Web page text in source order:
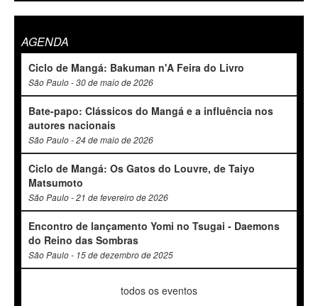
AGENDA
Ciclo de Mangá: Bakuman n'A Feira do Livro
São Paulo - 30 de maio de 2026
Bate-papo: Clássicos do Mangá e a influência nos
autores nacionais
São Paulo - 24 de maio de 2026
Ciclo de Mangá: Os Gatos do Louvre, de Taiyo
Matsumoto
São Paulo - 21 de fevereiro de 2026
Encontro de lançamento Yomi no Tsugai - Daemons
do Reino das Sombras
São Paulo - 15 de dezembro de 2025
todos os eventos